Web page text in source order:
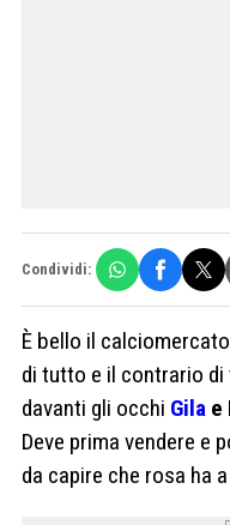
Condividi:
È bello il
di tutto e il contrario
davanti gli occhi Gila e
Deve prima vendere e
da capire che rosa ha